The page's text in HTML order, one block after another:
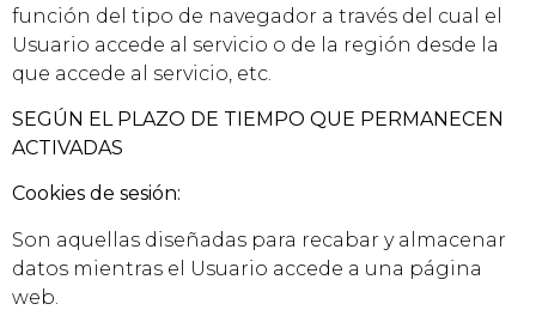
función del tipo de navegador a través del cual el
Usuario accede al servicio o de la región desde la
que accede al servicio, etc.
SEGÚN EL PLAZO DE TIEMPO QUE PERMANECEN
ACTIVADAS
Cookies de sesión:
Son aquellas diseñadas para recabar y almacenar
datos mientras el Usuario accede a una página
web.